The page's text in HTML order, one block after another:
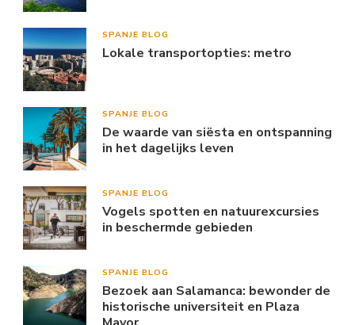
SPANJE BLOG
Lokale transportopties: metro
SPANJE BLOG
De waarde van siësta en ontspanning
in het dagelijks leven
SPANJE BLOG
Vogels spotten en natuurexcursies
in beschermde gebieden
SPANJE BLOG
Bezoek aan Salamanca: bewonder de
historische universiteit en Plaza